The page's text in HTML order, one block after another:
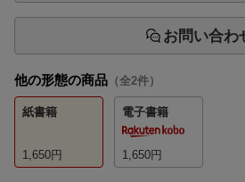
お問い合わ
他の形態の商品 （全2件）
紙書籍
1,650円
電子書籍
1,650円